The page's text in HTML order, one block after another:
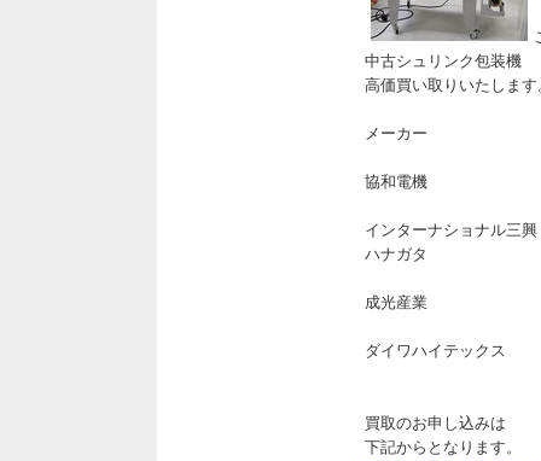
中古シュリンク包装
高価買い取りいたします
メーカー
協和電機
インターナショナル三興
ハナガタ
成光産業
ダイワハイテックス
買取のお申し込みは
下記からとなります。